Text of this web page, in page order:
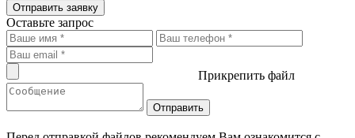
Отправить заявку
Оставьте запрос
Прикрепить файл